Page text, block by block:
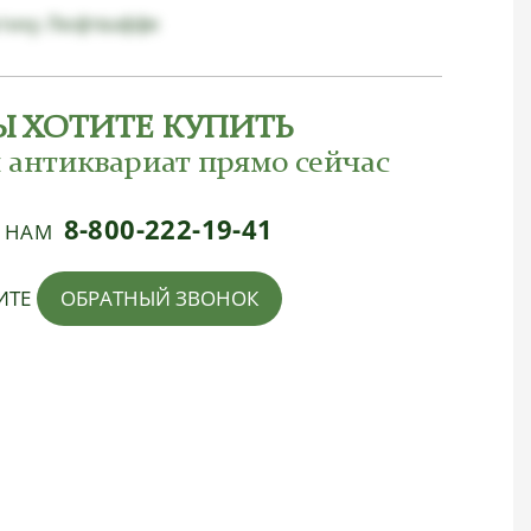
Люфтваффе
ХОТИТЕ КУПИТЬ
прямо сейчас
НАМ 8-800-222-19-41
ОБРАТНЫЙ ЗВОНОК